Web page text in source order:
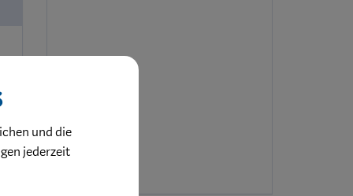
und die
jederzeit